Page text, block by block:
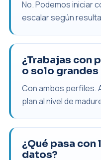
No. Podemos iniciar
escalar según
¿Trabajas con
o solo grandes
Con ambos perfiles.
plan al nivel de
¿Qué pasa
datos?